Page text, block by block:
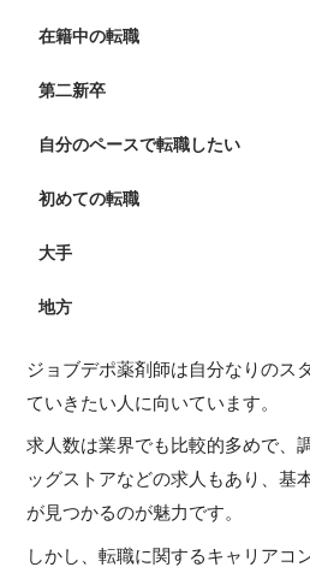
在籍中の転職
第二新卒
自分のペースで転職したい
初めての転職
大手
地方
ジョブデポ薬剤師は自分なりのス
ていきたい人に向いています。
求人数は業界でも比較的多めで、
ッグストアなどの求人もあり、基
が見つかるのが魅力です。
しかし、転職に関するキャリアコ